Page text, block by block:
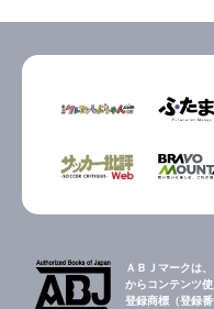
ＡＢＪマークは
からコンテンツ
登録商標（登録